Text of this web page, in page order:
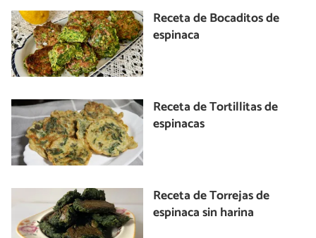
Receta de Bocaditos de
espinaca
Receta de Tortillitas de
espinacas
Receta de Torrejas de
espinaca sin harina